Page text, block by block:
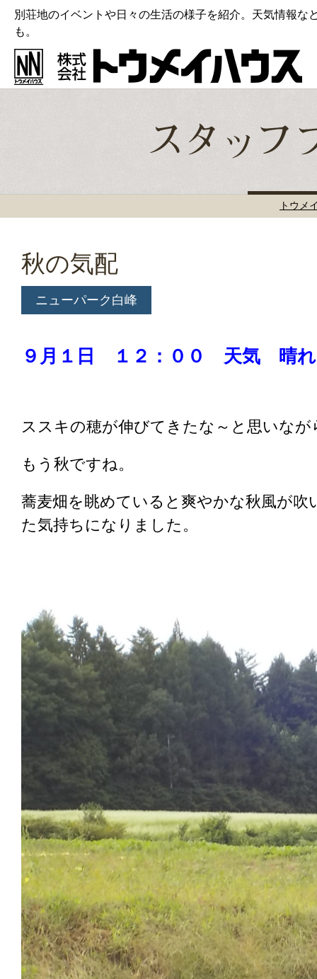
別荘地のイベントや日々の生活の様子を紹介。天気情報な
も。
トウメ
秋の気配
ニューパーク白峰
９月１日 １２：００ 天気 晴れ
ススキの穂が伸びてきたな～と思いな
もう秋ですね。
蕎麦畑を眺めていると爽やかな秋風が
た気持ちになりました。